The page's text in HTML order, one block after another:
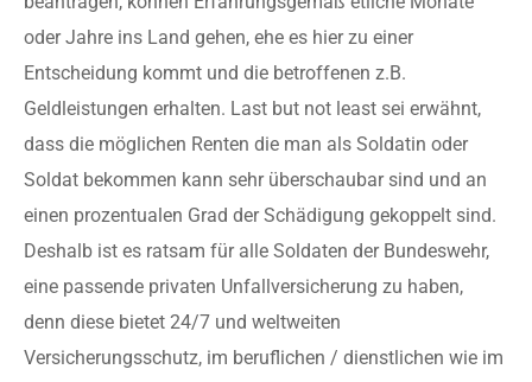
oder Jahre ins Land gehen, ehe es hier zu einer
Entscheidung kommt und die betroffenen z.B.
Geldleistungen erhalten. Last but not least sei erwähnt,
dass die möglichen Renten die man als Soldatin oder
Soldat bekommen kann sehr überschaubar sind und an
einen prozentualen Grad der Schädigung gekoppelt sind.
Deshalb ist es ratsam für alle Soldaten der Bundeswehr,
eine passende privaten Unfallversicherung zu haben,
denn diese bietet 24/7 und weltweiten
Versicherungsschutz, im beruflichen / dienstlichen wie im